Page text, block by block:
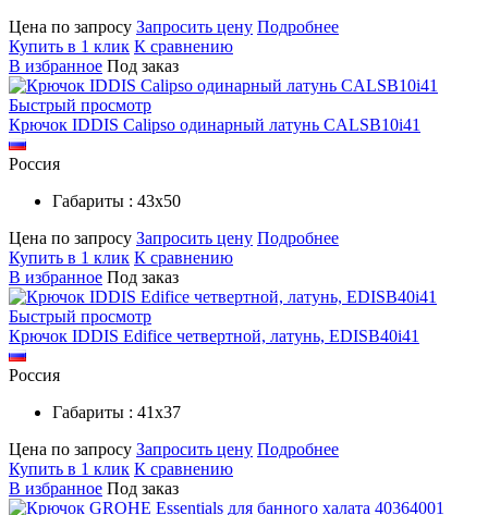
Цена по запросу Запросить цену Подробнее
Купить в 1 клик К сравнению
В избранное Под заказ
Быстрый просмотр
Крючок IDDIS Calipso одинарный латунь CALSB10i41
Россия
Габариты : 43х50
Цена по запросу Запросить цену Подробнее
Купить в 1 клик К сравнению
В избранное Под заказ
Быстрый просмотр
Крючок IDDIS Edifice четвертной, латунь, EDISB40i41
Россия
Габариты : 41х37
Цена по запросу Запросить цену Подробнее
Купить в 1 клик К сравнению
В избранное Под заказ